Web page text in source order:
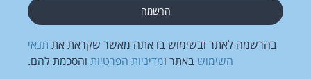
בהרשמה לאתר ובשימוש בו אתה מאשר שקראת את תנאי
השימוש באתר ומדיניות הפרטיות והסכמת להם.